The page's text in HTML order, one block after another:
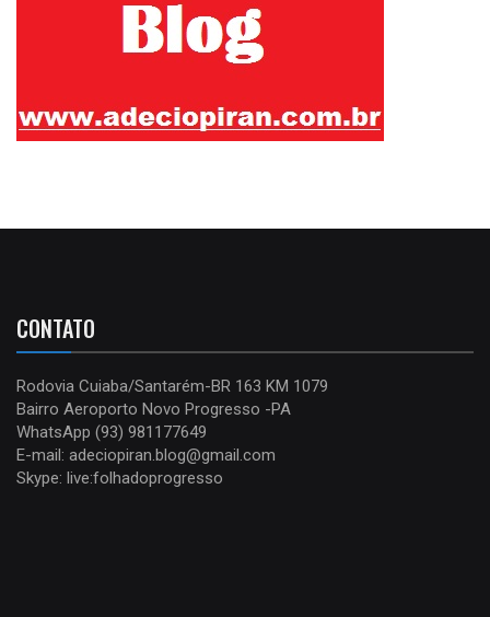
CONTATO
Rodovia Cuiaba/Santarém-BR 163 KM 1079
Bairro Aeroporto Novo Progresso -PA
WhatsApp (93) 981177649
E-mail: adeciopiran.blog@gmail.com
Skype: live:folhadoprogresso